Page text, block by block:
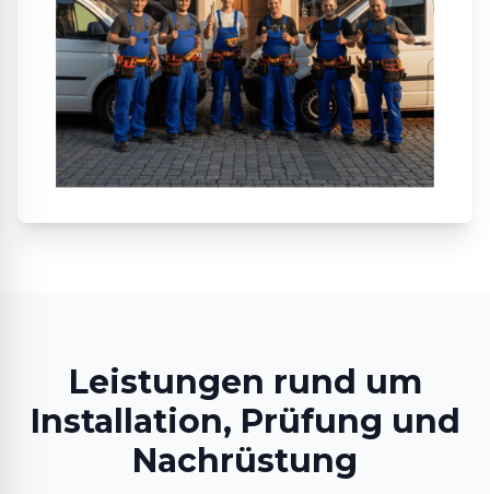
Leistungen rund um
Installation, Prüfung und
Nachrüstung